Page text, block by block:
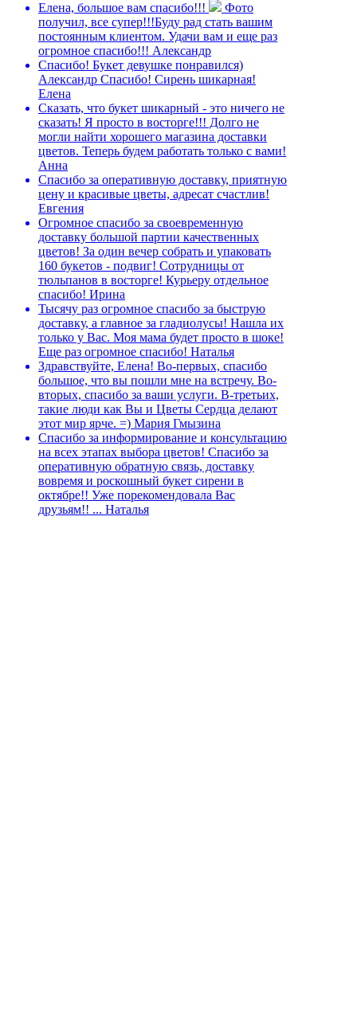
Елена, большое вам спасибо!!!
Фото
получил, все супер!!!Буду рад стать вашим
постоянным клиентом. Удачи вам и еще раз
огромное спасибо!!! Александр
Спасибо! Букет девушке понравился)
Александр Спасибо! Сирень шикарная!
Елена
Сказать, что букет шикарный - это ничего не
сказать! Я просто в восторге!!! Долго не
могли найти хорошего магазина доставки
цветов. Теперь будем работать только с вами!
Анна
Спасибо за оперативную доставку, приятную
цену и красивые цветы, адресат счастлив!
Евгения
Огромное спасибо за своевременную
доставку большой партии качественных
цветов! За один вечер собрать и упаковать
160 букетов - подвиг! Сотрудницы от
тюльпанов в восторге! Курьеру отдельное
спасибо! Ирина
Тысячу раз огромное спасибо за быструю
доставку, а главное за гладиолусы! Нашла их
только у Вас. Моя мама будет просто в шоке!
Еще раз огромное спасибо! Наталья
Здравствуйте, Елена! Во-первых, спасибо
большое, что вы пошли мне на встречу. Во-
вторых, спасибо за ваши услуги. В-третьих,
такие люди как Вы и Цветы Сердца делают
этот мир ярче. =) Мария Гмызина
Спасибо за информирование и консультацию
на всех этапах выбора цветов! Спасибо за
оперативную обратную связь, доставку
вовремя и роскошный букет сирени в
октябре!! Уже порекомендовала Вас
друзьям!! ... Наталья